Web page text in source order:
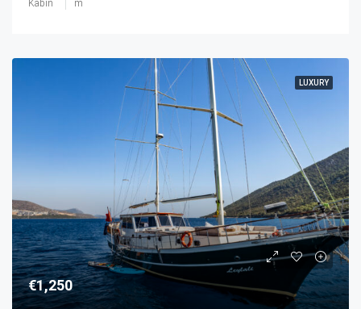
Kabin m
LUXURY
€1,250